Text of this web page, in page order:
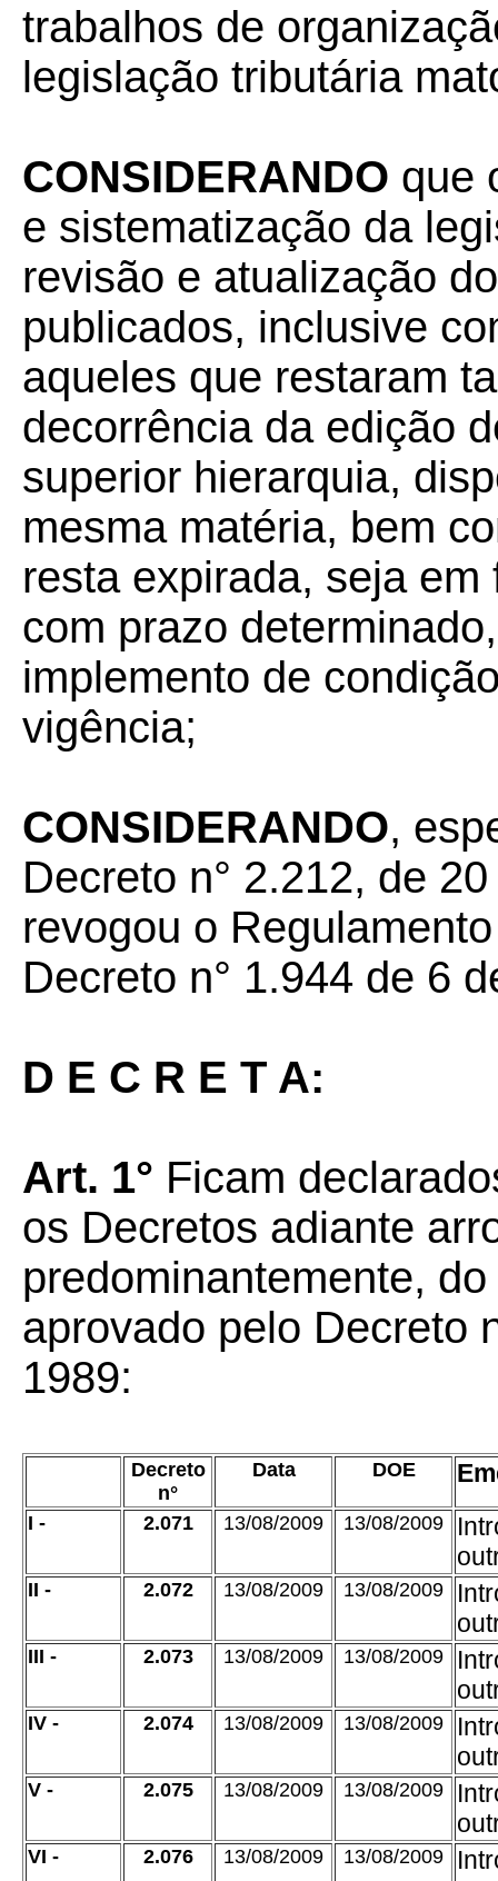
trabalhos de
legislação tributária
CONSIDERANDO que
e sistematização da
revisão e atualização
publicados, inclusive
aqueles que restaram
decorrência da edição
superior hierarquia,
mesma matéria, bem
resta expirada, seja
com prazo
implemento de
vigência;
CONSIDERANDO,
Decreto n° 2.212, de
revogou o
Decreto n° 1.944 de 6
D E C R E T A:
Art. 1° Ficam
os Decretos adiante
predominantemente,
aprovado pelo Decreto
1989:
Decreto
n°
Data DOE
I - 2.071 13/08/2009 13/08/2009
II - 2.072 13/08/2009 13/08/2009
III - 2.073 13/08/2009 13/08/2009
IV - 2.074 13/08/2009 13/08/2009
V - 2.075 13/08/2009 13/08/2009
VI - 2.076 13/08/2009 13/08/2009